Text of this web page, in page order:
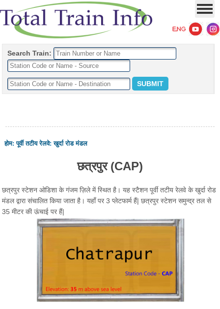
Search Train:
होम:पूर्वी तटीय रेलवे:खुर्दा रोड मंडल
छत्रपुर (CAP)
छत्रपुर स्टेशन ओडिशा के गंजम ज़िले में स्थित है। यह स्टैशन पूर्वी तटीय रेलवे के खुर्दा रोड
मंडल द्वारा संचालित किया जाता है। यहाँ पर 3 प्लेटफार्म हैं| छत्रपुर स्टेशन समुन्द्र तल से
35 मीटर की ऊंचाई पर हैं|